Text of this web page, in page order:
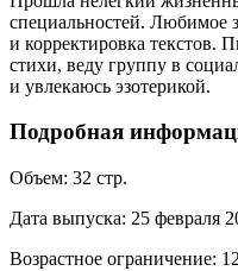
специальностей. Любимое
и корректировка текстов.
стихи, веду группу в
и увлекаюсь эзотерикой.
Подробная
Объем: 32 стр.
Дата выпуска: 25 февраля
Возрастное ограничение: 12